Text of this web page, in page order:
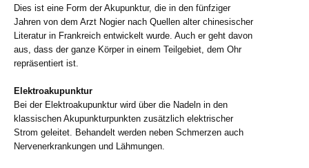
Dies ist eine Form der Akupunktur, die in den fünfziger
Jahren von dem Arzt Nogier nach Quellen alter chinesischer
Literatur in Frankreich entwickelt wurde. Auch er geht davon
aus, dass der ganze Körper in einem Teilgebiet, dem Ohr
repräsentiert ist.
Elektroakupunktur
Bei der Elektroakupunktur wird über die Nadeln in den
klassischen Akupunkturpunkten zusätzlich elektrischer
Strom geleitet. Behandelt werden neben Schmerzen auch
Nervenerkrankungen und Lähmungen.